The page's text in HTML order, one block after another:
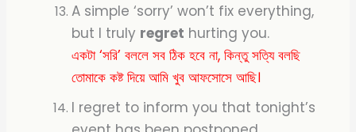
A simple ‘sorry’ won’t fix everything,
but I truly regret hurting you.
একটা ‘সরি’ বললে সব ঠিক হবে না, কিন্তু সত্যি বলছি
তোমাকে কষ্ট দিয়ে আমি খুব আফসোসে আছি।
I regret to inform you that tonight’s